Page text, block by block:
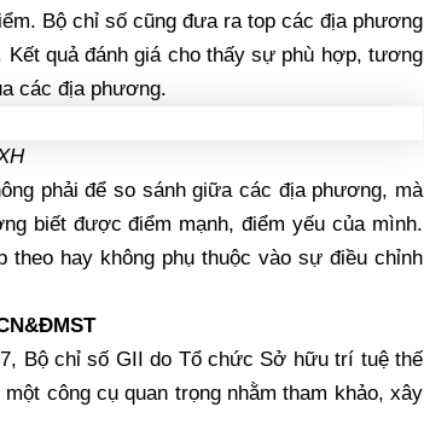
Bộ chỉ số cũng đưa ra top các địa phương
quả đánh giá cho thấy sự phù hợp, tương
các địa phương.
phải để so sánh giữa các địa phương, mà
biết được điểm mạnh, điểm yếu của mình.
hay không phụ thuộc vào sự điều chỉnh
Bộ chỉ số GII do Tổ chức Sở hữu trí tuệ thế
công cụ quan trọng nhằm tham khảo, xây